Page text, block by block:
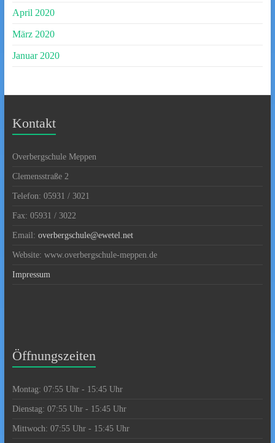
April 2020
März 2020
Januar 2020
Kontakt
Overbergschule Meppen
Clemensstraße 2
Telefon: 05931 / 3021
Fax: 05931 / 3022
Email: overbergschule@ewetel.net
Website: www.overbergschule-meppen.de
Impressum
Öffnungszeiten
Montag: 07:55 Uhr - 15:45 Uhr
Dienstag: 07:55 Uhr - 15:45 Uhr
Mittwoch: 07:55 Uhr - 15:45 Uhr